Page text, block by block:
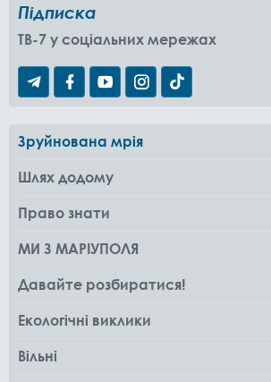
Підписка
TB-7 у соціальних мережах
Зруйнована мрія
Шлях додому
Право знати
МИ З МАРІУПОЛЯ
Давайте розбиратися!
Екологічні виклики
Вільні